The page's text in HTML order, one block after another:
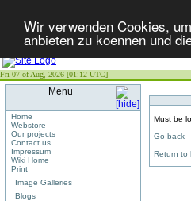
Wir verwenden Cookies,
anbieten zu koennen und
Fri 07 of Aug, 2026 [01:12 UTC]
Menu
Home
Webstore
Our projects
Contact us
Impressum
Wiki Home
Print
Image Galleries
Blogs
Must be
Go back
Return to